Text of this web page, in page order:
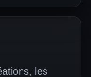
les